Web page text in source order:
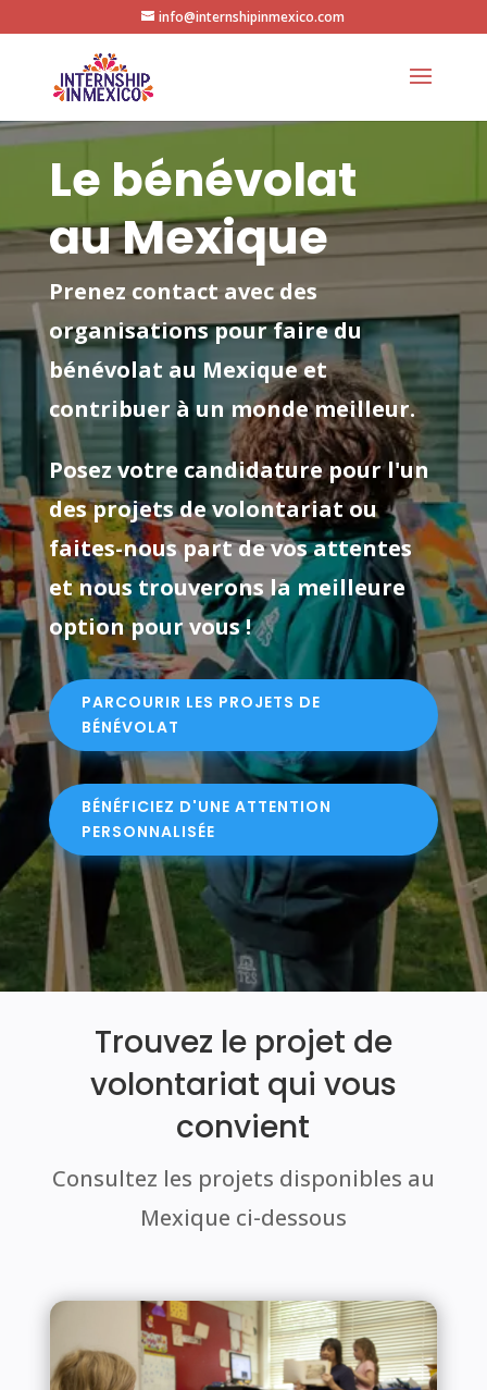
info@internshipinmexico.com
Le bénévolat
au Mexique
Prenez contact avec des
organisations pour faire du
bénévolat au Mexique et
contribuer à un monde meilleur.
Posez votre candidature pour l'un
des projets de volontariat ou
faites-nous part de vos attentes
et nous trouverons la meilleure
option pour vous !
PARCOURIR LES PROJETS DE
BÉNÉVOLAT
BÉNÉFICIEZ D'UNE ATTENTION
PERSONNALISÉE
Trouvez le projet de
volontariat qui vous
convient
Consultez les projets disponibles au
Mexique ci-dessous